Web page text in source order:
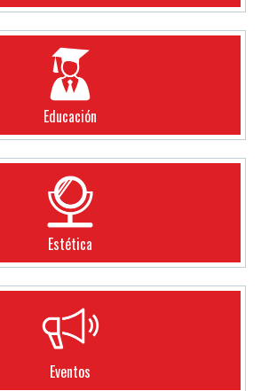
Educación
Estética
Eventos